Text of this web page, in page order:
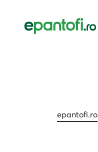
epantofi.ro